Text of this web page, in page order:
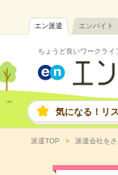
エン派遣 エンバイト
ちょうど良いワークライ
気になる！リ
派遣TOP 派遣会社を